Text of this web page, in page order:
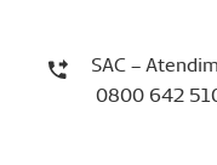
SAC –
0800 642